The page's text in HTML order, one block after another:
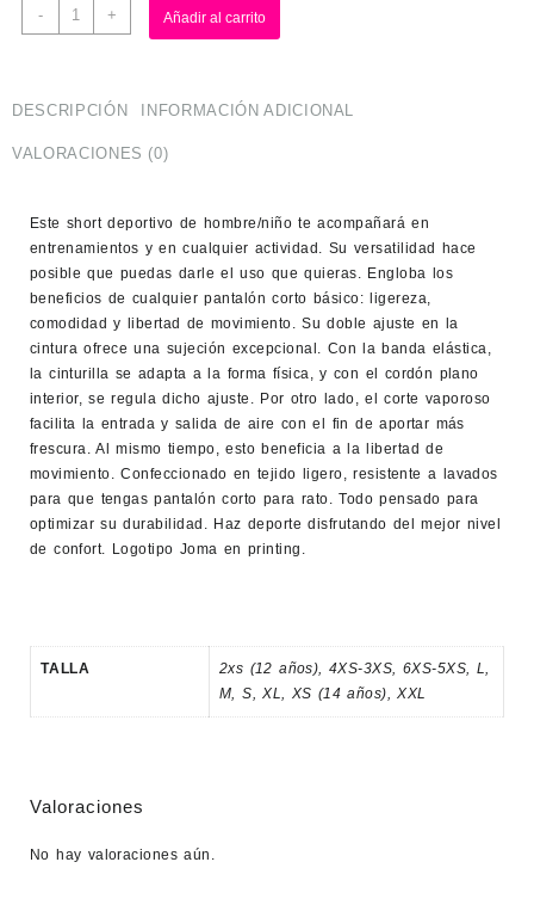
- + Añadir al carrito
DESCRIPCIÓN INFORMACIÓN ADICIONAL
VALORACIONES (0)
Este short deportivo de hombre/niño te acompañará en
entrenamientos y en cualquier actividad. Su versatilidad hace
posible que puedas darle el uso que quieras. Engloba los
beneficios de cualquier pantalón corto básico: ligereza,
comodidad y libertad de movimiento. Su doble ajuste en la
cintura ofrece una sujeción excepcional. Con la banda elástica,
la cinturilla se adapta a la forma física, y con el cordón plano
interior, se regula dicho ajuste. Por otro lado, el corte vaporoso
facilita la entrada y salida de aire con el fin de aportar más
frescura. Al mismo tiempo, esto beneficia a la libertad de
movimiento. Confeccionado en tejido ligero, resistente a lavados
para que tengas pantalón corto para rato. Todo pensado para
optimizar su durabilidad. Haz deporte disfrutando del mejor nivel
de confort. Logotipo Joma en printing.
TALLA 2xs (12 años),4XS-3XS, 6XS-5XS, L,
M,S,XL, XS (14 años),XXL
Valoraciones
No hay valoraciones aún.